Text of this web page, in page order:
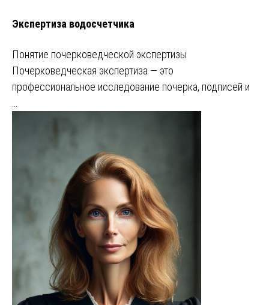
Экспертиза водосчетчика
Понятие почерковедческой экспертизы
Почерковедческая экспертиза — это
профессиональное исследование почерка, подписей и